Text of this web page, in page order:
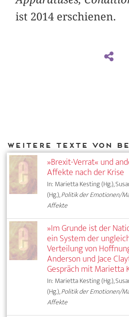
ist 2014 erschienen.
»Brexit-Verrat« und
Affekte nach der Krise
In: Marietta Kesting (Hg.),
(Hg.),Politik der Emotionen/
Affekte
»Im Grunde ist der
ein System der
Verteilung von
Anderson und Jace
Gespräch mit Marietta
In: Marietta Kesting (Hg.),
(Hg.),Politik der Emotionen/
Affekte